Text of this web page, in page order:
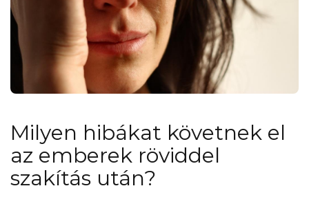
Milyen hibákat követnek el
az emberek röviddel
szakítás után?